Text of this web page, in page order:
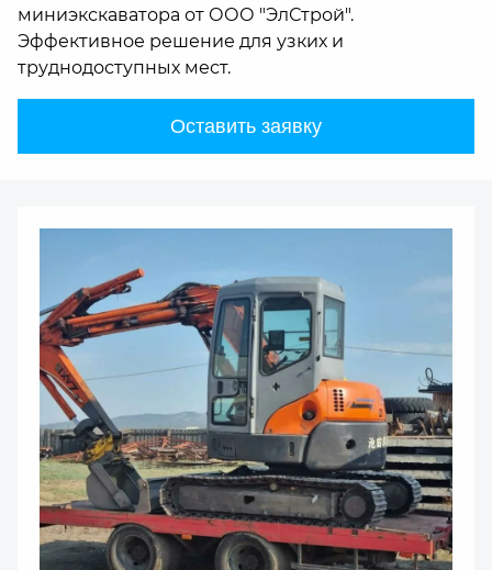
миниэкскаватора от ООО "ЭлСтрой".
Эффективное решение для узких и
труднодоступных мест.
Оставить заявку